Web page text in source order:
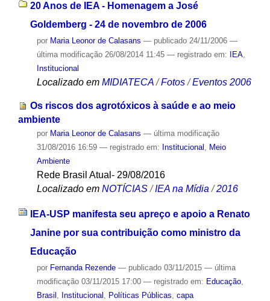
20 Anos de IEA - Homenagem a José
Goldemberg - 24 de novembro de 2006
por Maria Leonor de Calasans — publicado24/11/2006 —
última modificação26/08/2014 11:45 — registrado em: IEA,
Institucional
Localizado em MIDIATECA /Fotos /Eventos 2006
Os riscos dos agrotóxicos à saúde e ao meio
ambiente
por Maria Leonor de Calasans — última modificação
31/08/2016 16:59 — registrado em: Institucional
Meio
Ambiente
Rede Brasil Atual- 29/08/2016
Localizado em NOTÍCIAS /IEA na Mídia /2016
IEA-USP manifesta seu apreço e apoio a Renato
Janine por sua contribuição como ministro da
Educação
por Fernanda Rezende — publicado03/11/2015 — última
modificação03/11/2015 17:00 — registrado em: Educação,
Brasil , Institucional , Políticas Públicas, capa